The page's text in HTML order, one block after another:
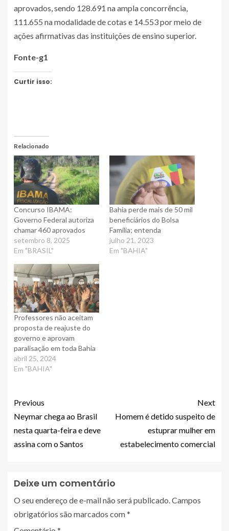
aprovados, sendo 128.691 na ampla concorrência,
111.655 na modalidade de cotas e 14.553 por meio de
ações afirmativas das instituições de ensino superior.
Fonte-g1
Curtir isso:
Relacionado
Concurso IBAMA:
Governo Federal autoriza
chamar 460 aprovados
setembro 8, 2025
Em "BRASIL"
Bahia perde mais de 50 mil
beneficiários do Bolsa
Família; entenda
julho 21, 2023
Em "BAHIA"
Professores não aceitam
proposta de reajuste do
governo e aprovam
paralisação em toda Bahia
abril 25, 2024
Em "BAHIA"
Previous
Neymar chega ao Brasil
nesta quarta-feira e deve
assina com o Santos
Next
Homem é detido suspeito de
estuprar mulher em
estabelecimento comercial
Deixe um comentário
O seu endereço de e-mail não será publicado.Campos
obrigatórios são marcados com*